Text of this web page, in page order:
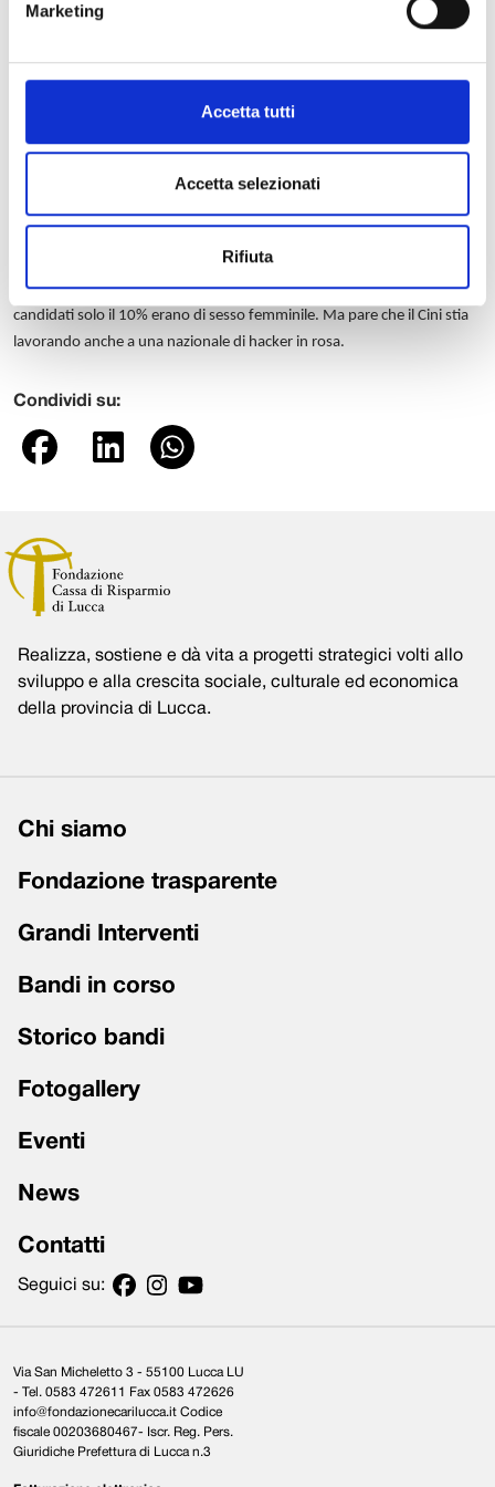
Marketing
Accetta tutti
Accetta selezionati
Rifiuta
Irriducibili stakanovisti, pare che durante il “ritiro” lucchese, non
scassinare lucchetti (trattasi di “Lock picking”). Sono sui social network
ma la metà li usa esclusivamente per curiosare. La formazione di
dell’informatica presieduto da Paolo Prinetto che è anche direttore del
Laboratorio Nazionale di Cybersecurity. «Stiamo cercando di mettere in
piedi una rete di cyber range – ha detto ieri all’Imt – in modo che gli
struttura che non è presente in nessun altro Paese». Grandi assenti,
oltre ai toscani, sono le donne: allo scorso Cyberchallenge, su 1.900
candidati solo il 10% erano di sesso femminile. Ma pare che il Cini stia
lavorando anche a una nazionale di hacker in rosa.
Condividi su:
Realizza, sostiene e dà vita a progetti strategici volti allo
sviluppo e alla crescita sociale, culturale ed economica
della provincia di Lucca.
Chi siamo
Fondazione trasparente
Grandi Interventi
Bandi in corso
Storico bandi
Fotogallery
Eventi
News
Contatti
Seguici su:
Via San Micheletto 3 - 55100 Lucca LU
- Tel. 0583 472611 Fax 0583 472626
info@fondazionecarilucca.it Codice
fiscale 00203680467- Iscr. Reg. Pers.
Giuridiche Prefettura di Lucca n.3